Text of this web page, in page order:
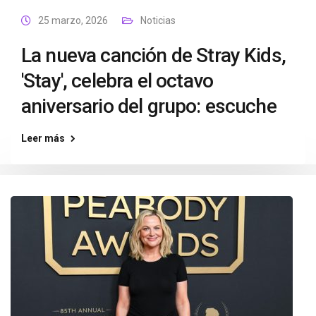
25 marzo, 2026 Noticias
La nueva canción de Stray Kids,
'Stay', celebra el octavo
aniversario del grupo: escuche
Leer más